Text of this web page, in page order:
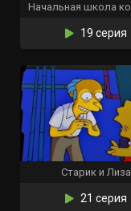
19 серия
Старик и Лиза
21 серия